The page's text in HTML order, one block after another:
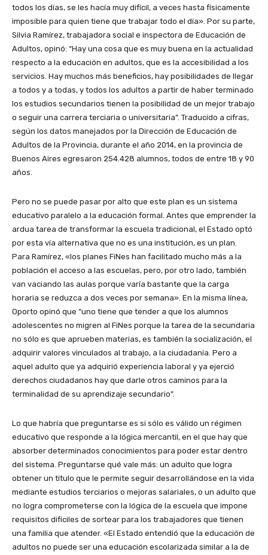
todos los días, se les hacía muy difícil, a veces hasta físicamente
imposible para quien tiene que trabajar todo el día». Por su parte,
Silvia Ramírez, trabajadora social e inspectora de Educación de
Adultos, opinó: “Hay una cosa que es muy buena en la actualidad
respecto a la educación en adultos, que es la accesibilidad a los
servicios. Hay muchos más beneficios, hay posibilidades de llegar
a todos y a todas, y todos los adultos a partir de haber terminado
los estudios secundarios tienen la posibilidad de un mejor trabajo
o seguir una carrera terciaria o universitaria”. Traducido a cifras,
según los datos manejados por la Dirección de Educación de
Adultos de la Provincia, durante el año 2014, en la provincia de
Buenos Aires egresaron 254.428 alumnos, todos de entre 18 y 90
años.
Pero no se puede pasar por alto que este plan es un sistema
educativo paralelo a la educación formal. Antes que emprender la
ardua tarea de transformar la escuela tradicional, el Estado optó
por esta vía alternativa que no es una institución, es un plan.
Para Ramírez, «los planes FiNes han facilitado mucho más a la
población el acceso a las escuelas, pero, por otro lado, también
van vaciando las aulas porque varía bastante que la carga
horaria se reduzca a dos veces por semana». En la misma línea,
Oporto opinó que “uno tiene que tender a que los alumnos
adolescentes no migren al FiNes porque la tarea de la secundaria
no sólo es que aprueben materias, es también la socialización, el
adquirir valores vinculados al trabajo, a la ciudadanía. Pero a
aquel adulto que ya adquirió experiencia laboral y ya ejerció
derechos ciudadanos hay que darle otros caminos para la
terminalidad de su aprendizaje secundario”.
Lo que habría que preguntarse es si sólo es válido un régimen
educativo que responde a la lógica mercantil, en el que hay que
absorber determinados conocimientos para poder estar dentro
del sistema. Preguntarse qué vale más: un adulto que logra
obtener un título que le permite seguir desarrollándose en la vida
mediante estudios terciarios o mejoras salariales, o un adulto que
no logra comprometerse con la lógica de la escuela que impone
requisitos difíciles de sortear para los trabajadores que tienen
una familia que atender. «El Estado entendió que la educación de
adultos no puede ser una educación escolarizada similar a la de